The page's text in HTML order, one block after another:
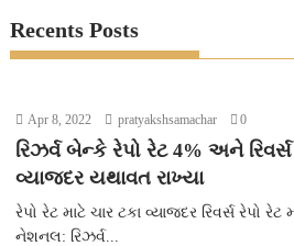
Recents Posts
Apr 8, 2022 pratyakshsamachar 0
રિઝર્વ બેન્કે રેપો રેટ 4% અને
વ્યાજદર યથાવત રાખ્યા
રેપો રેટ માટે ચાર ટકા વ્યાજદર રિવર્સ રેપો રેટ
નેશનલ: રિઝર્વ...